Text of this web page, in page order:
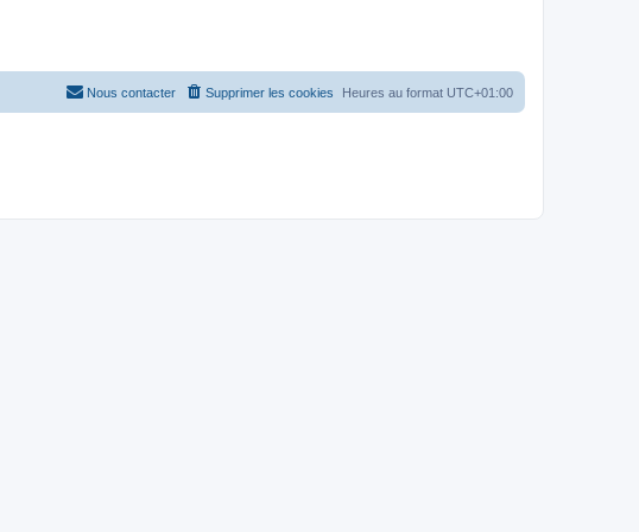
Heures au format UTC+01:00
Supprimer les cookies
Nous contacter